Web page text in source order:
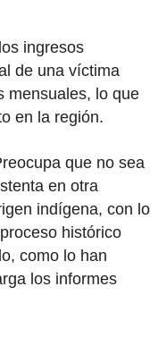
ingresos
de una víctima
mensuales, lo que
en la región.
que no sea
en otra
indígena, con lo
histórico
como lo han
los informes